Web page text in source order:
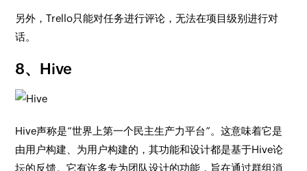
另外，Trello只能对任务进行评论，无法在项目级别进行对
话。
8、Hive
Hive声称是“世界上第一个民主生产力平台”。这意味着它是
由用户构建、为用户构建的，其功能和设计都是基于Hive论
坛的反馈。它有许多专为团队设计的功能，旨在通过群组消